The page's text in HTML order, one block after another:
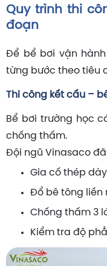
Quy trình thi
đoạn
Để bể bơi vận
từng bước theo tiêu
Thi công kết cấu –
Bể bơi trường học
chống thấm.
Đội ngũ Vinasaco
Gia cố thép dày
Đổ bê tông liền
Chống thấm 3
Kiểm tra độ